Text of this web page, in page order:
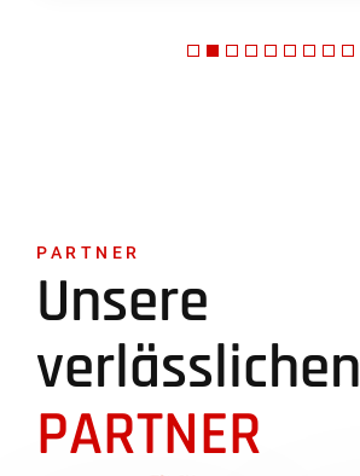
PARTNER
Unsere
verlässlichen
PARTNER